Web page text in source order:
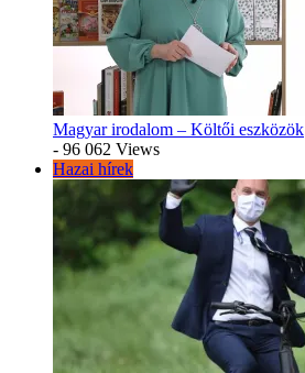
Magyar irodalom – Költői eszközök
- 96 062 Views
Hazai hírek